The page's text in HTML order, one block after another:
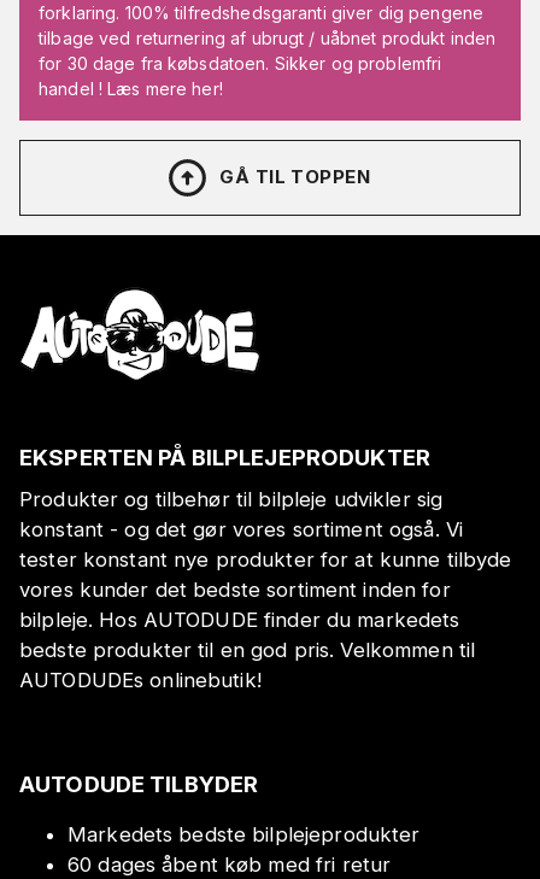
forklaring. 100% tilfredshedsgaranti giver dig pengene
tilbage ved returnering af ubrugt / uåbnet produkt inden
for 30 dage fra købsdatoen. Sikker og problemfri
handel ! Læs mere her!
GÅ TIL TOPPEN
EKSPERTEN PÅ BILPLEJEPRODUKTER
Produkter og tilbehør til bilpleje udvikler sig
konstant - og det gør vores sortiment også. Vi
tester konstant nye produkter for at kunne tilbyde
vores kunder det bedste sortiment inden for
bilpleje. Hos AUTODUDE finder du markedets
bedste produkter til en god pris. Velkommen til
AUTODUDEs onlinebutik!
AUTODUDE TILBYDER
Markedets bedste bilplejeprodukter
60 dages åbent køb med fri retur